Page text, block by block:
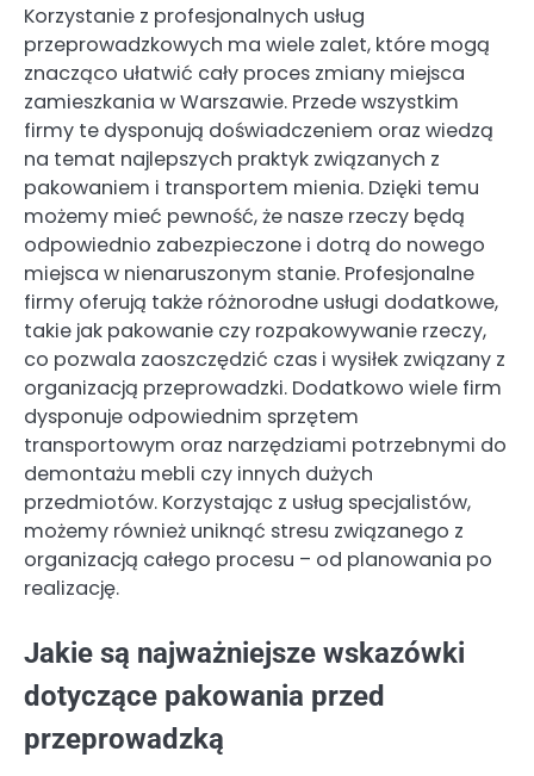
Korzystanie z profesjonalnych usług
przeprowadzkowych ma wiele zalet, które mogą
znacząco ułatwić cały proces zmiany miejsca
zamieszkania w Warszawie. Przede wszystkim
firmy te dysponują doświadczeniem oraz wiedzą
na temat najlepszych praktyk związanych z
pakowaniem i transportem mienia. Dzięki temu
możemy mieć pewność, że nasze rzeczy będą
odpowiednio zabezpieczone i dotrą do nowego
miejsca w nienaruszonym stanie. Profesjonalne
firmy oferują także różnorodne usługi dodatkowe,
takie jak pakowanie czy rozpakowywanie rzeczy,
co pozwala zaoszczędzić czas i wysiłek związany z
organizacją przeprowadzki. Dodatkowo wiele firm
dysponuje odpowiednim sprzętem
transportowym oraz narzędziami potrzebnymi do
demontażu mebli czy innych dużych
przedmiotów. Korzystając z usług specjalistów,
możemy również uniknąć stresu związanego z
organizacją całego procesu – od planowania po
realizację.
Jakie są najważniejsze wskazówki
dotyczące pakowania przed
przeprowadzką